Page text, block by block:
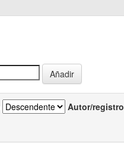
Autor/registro